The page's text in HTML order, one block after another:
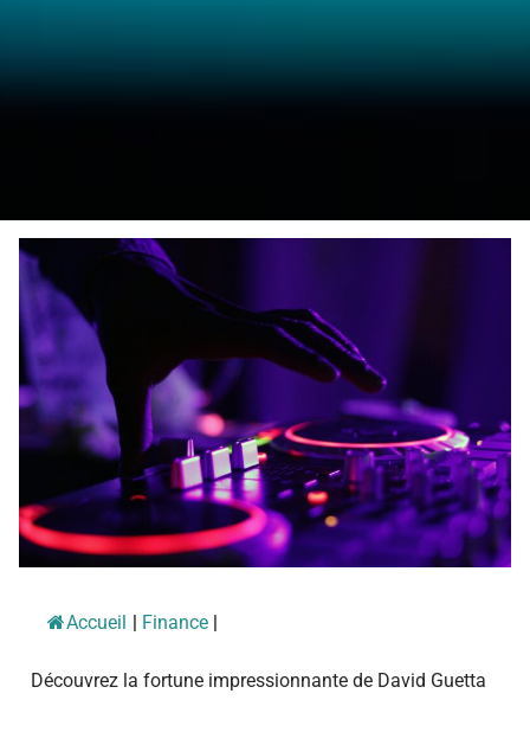
Accueil | Finance |
Découvrez la fortune impressionnante de David Guetta